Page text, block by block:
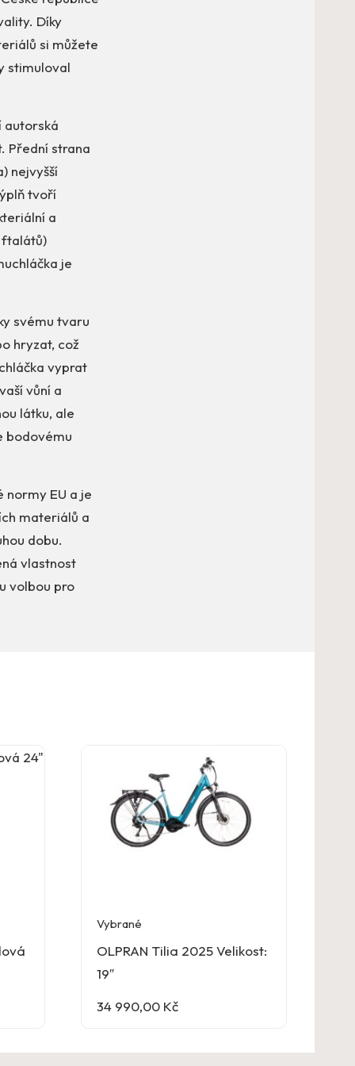
Díky
si můžete
stimuloval
autorská
Přední strana
nejvyšší
tvoří
a
ftalátů)
je
svému tvaru
hryzat, což
vyprat
vůní a
látku, ale
bodovému
normy EU a je
materiálů a
dobu.
vlastnost
volbou pro
Vybrané
OLPRAN Tilia 2025 Velikost:
19″
34 990,00 Kč